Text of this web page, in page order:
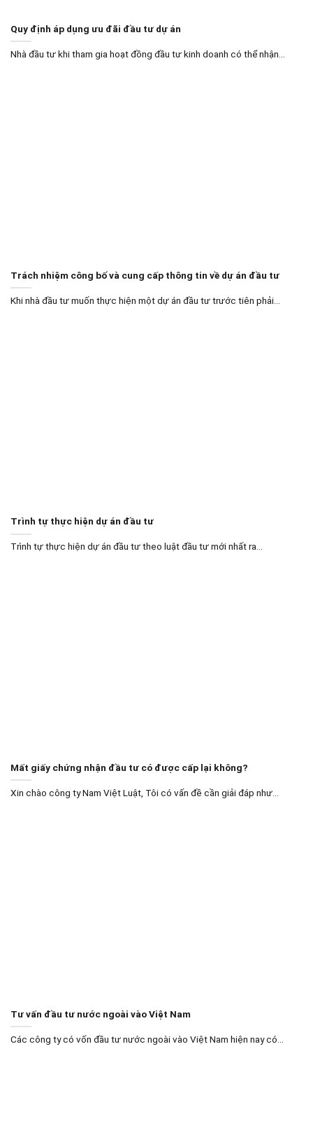
Quy định áp dụng ưu đãi đầu tư dự án
Nhà đầu tư khi tham gia hoạt đồng đầu tư kinh doanh có thể nhận...
Trách nhiệm công bố và cung cấp thông tin về dự án đầu tư
Khi nhà đầu tư muốn thực hiện một dự án đầu tư trước tiên phải...
Trình tự thực hiện dự án đầu tư
Trình tự thực hiện dự án đầu tư theo luật đầu tư mới nhất ra...
Mất giấy chứng nhận đầu tư có được cấp lại không?
Xin chào công ty Nam Việt Luật, Tôi có vấn đề cần giải đáp như...
Tư vấn đầu tư nước ngoài vào Việt Nam
Các công ty có vốn đầu tư nước ngoài vào Việt Nam hiện nay có...